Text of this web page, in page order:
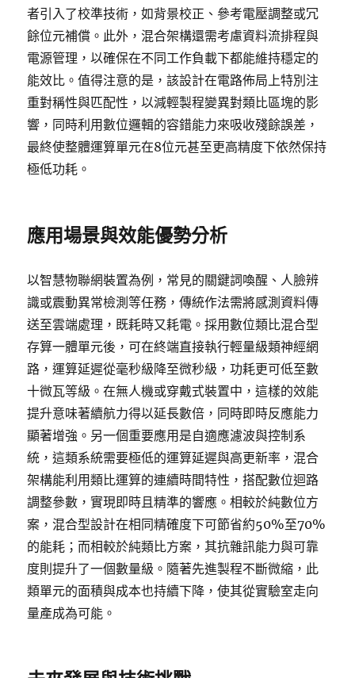
者引入了校準技術，如背景校正、參考電壓調整或冗
餘位元補償。此外，混合架構還需考慮資料流排程與
電源管理，以確保在不同工作負載下都能維持穩定的
能效比。值得注意的是，該設計在電路佈局上特別注
重對稱性與匹配性，以減輕製程變異對類比區塊的影
響，同時利用數位邏輯的容錯能力來吸收殘餘誤差，
最終使整體運算單元在8位元甚至更高精度下依然保持
極低功耗。
應用場景與效能優勢分析
以智慧物聯網裝置為例，常見的關鍵詞喚醒、人臉辨
識或震動異常檢測等任務，傳統作法需將感測資料傳
送至雲端處理，既耗時又耗電。採用數位類比混合型
存算一體單元後，可在終端直接執行輕量級類神經網
路，運算延遲從毫秒級降至微秒級，功耗更可低至數
十微瓦等級。在無人機或穿戴式裝置中，這樣的效能
提升意味著續航力得以延長數倍，同時即時反應能力
顯著增強。另一個重要應用是自適應濾波與控制系
統，這類系統需要極低的運算延遲與高更新率，混合
架構能利用類比運算的連續時間特性，搭配數位迴路
調整參數，實現即時且精準的響應。相較於純數位方
案，混合型設計在相同精確度下可節省約50%至70%
的能耗；而相較於純類比方案，其抗雜訊能力與可靠
度則提升了一個數量級。隨著先進製程不斷微縮，此
類單元的面積與成本也持續下降，使其從實驗室走向
量產成為可能。